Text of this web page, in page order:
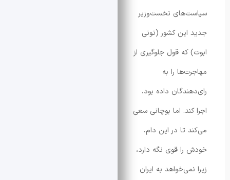
نخست‌وزیر
کشور (تونی
قول جلوگیری از
را به
داده بود،
اما بوچانی سعی
در این دام،
قوی نگه دارد،
به ایران